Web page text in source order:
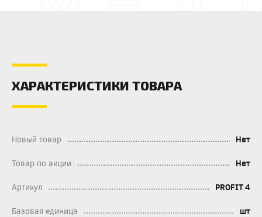
ХАРАКТЕРИСТИКИ ТОВАРА
Новый товар Нет
Товар по акции Нет
Артикул PROFIT 4
Базовая единица шт